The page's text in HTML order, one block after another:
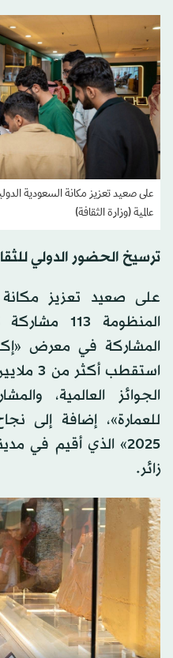
عالمية (وزارة الثقافة)
ترسيخ الحضور الدولي
على صعيد تعزيز مكانة
المنظومة
المشاركة في معرض
استقطب
الجوائز العالمية،
للعمارة»، إضافة إلى
زائر.